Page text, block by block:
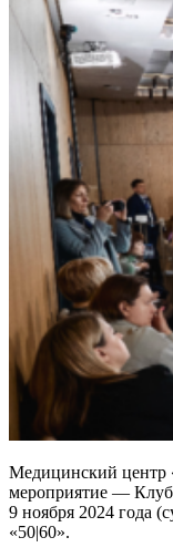
Медицинский центр
мероприятие — Клуб
9 ноября 2024 года
«50|60».